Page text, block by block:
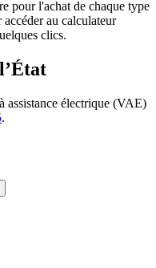
pour l'achat de chaque type
au calculateur
clics.
assistance électrique (VAE)
.